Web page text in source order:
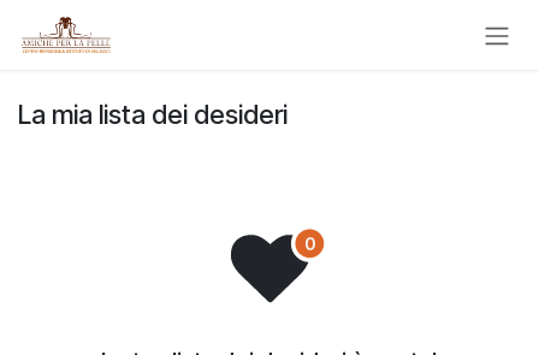
Passa al contenuto
La mia lista dei desideri